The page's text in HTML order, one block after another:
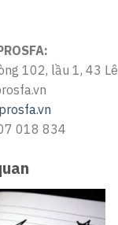
102, lầu 1, 43 Lê
018 834